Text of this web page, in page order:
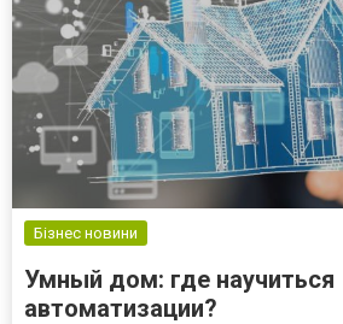
Бізнес новини
Умный дом: где научиться
автоматизации?